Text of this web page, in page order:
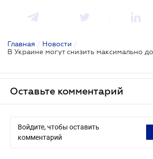
Главная / Новости /
Оставьте комментарий
Войдите, чтобы оставить
комментарий